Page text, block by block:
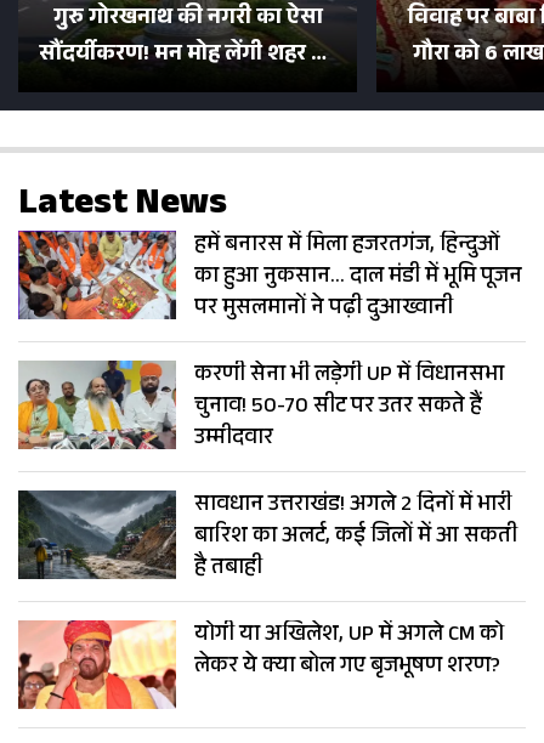
गुरु गोरखनाथ की नगरी का ऐसा
सौंदर्यीकरण! मन मोह लेंगी शहर की
सड़कें; देखें Photos
विवाह पर
गौरा को 6
500 भक्तों
Latest News
हमें बनारस में मिला हजरतगंज, हिन्दुओं
का हुआ नुकसान… दाल मंडी में भूमि पूजन
पर मुसलमानों ने पढ़ी दुआख्वानी
करणी सेना भी लड़ेगी UP में विधानसभा
चुनाव! 50-70 सीट पर उतर सकते हैं
उम्मीदवार
सावधान उत्तराखंड! अगले 2 दिनों में भारी
बारिश का अलर्ट, कई जिलों में आ सकती
है तबाही
योगी या अखिलेश, UP में अगले CM को
लेकर ये क्या बोल गए बृजभूषण शरण?